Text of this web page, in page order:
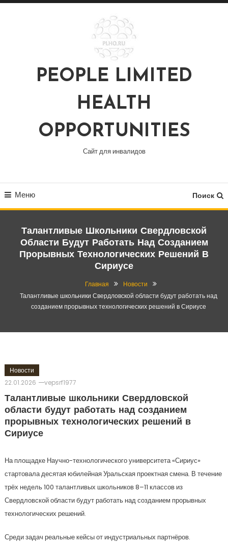
Перейти
PEOPLE LIMITED
HEALTH
OPPORTUNITIES
Сайт для инвалидов
Меню Поиск
Талантливые Школьники Свердловской
Области Будут Работать Над Созданием
Прорывных Технологических Решений В
Сириусе
Главная
Новости
Талантливые школьники Свердловской области будут работать над
созданием прорывных технологических решений в Сириусе
Новости
22.01.2026
vepsrf1977
Талантливые школьники Свердловской
области будут работать над созданием
прорывных технологических решений в
Сириусе
На площадке Научно-технологического университета «Сириус»
стартовала десятая юбилейная Уральская проектная смена. В течение
трёх недель 100 талантливых школьников 8–11 классов из
Свердловской области будут работать над созданием прорывных
технологических решений.
Среди задач реальные кейсы от индустриальных партнёров.